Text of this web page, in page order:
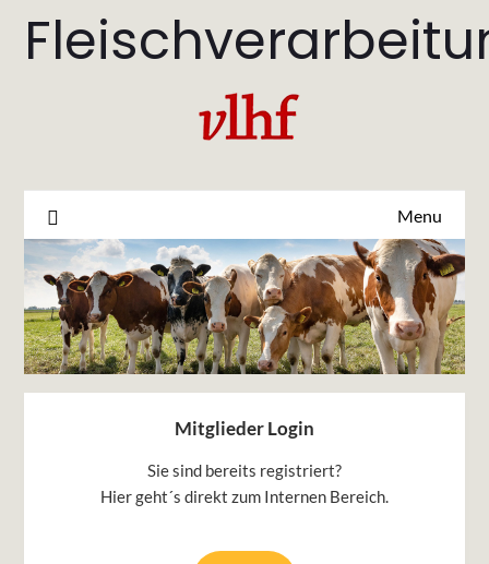
Menu
Mitglieder Login
Sie sind bereits registriert?
Hier geht´s direkt zum Internen Bereich.